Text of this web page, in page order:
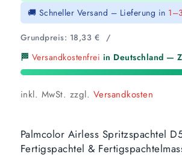
🚚 Schneller Versand – Lieferung in
Grundpreis: 18,33 € /
🏁 Versandkostenfrei in Deutschland —
inkl. MwSt. zzgl. Versandkosten
Palmcolor Airless Spritzspachtel
Fertigspachtel &